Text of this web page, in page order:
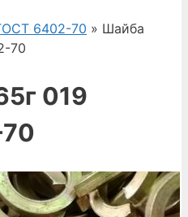
6402-70 » Шайба
70
019